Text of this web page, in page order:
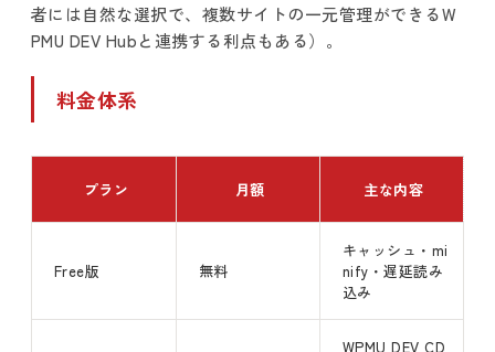
者には自然な選択で、複数サイトの一元管理ができるW
PMU DEV Hubと連携する利点もある）。
料金体系
プラン 月額 主な内容
Free版 無料
キャッシュ・mi
nify・遅延読み
込み
WPMU DEV CD